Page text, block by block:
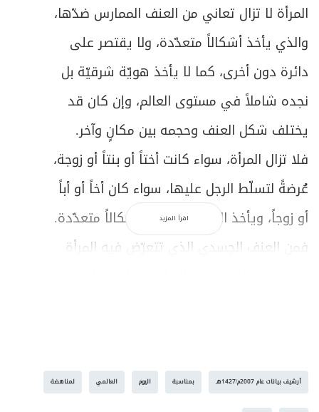
المرأة لا تزال تعاني من العنف الممارس ضدّها،
والذي يأخذ أشكالاً متعدّدة، ولا يقتصر على
دائرة دون أخرى، كما لا يأخذ هويّة شرقيّة بل
نجده شاملاً في مستوى العالم، وإن كان قد
يختلف شكل العنف وحجمه بين مكانٍ وآخر.
فلا تزال المرأة، سواء كانت أختاً أو بنتاً أو زوجة،
عُرضةً لتسلّط الرجل عليها، سواء كان أخاً أو أباً
أو زوجاً، ويأخذ العنف في ذلك أشكالاً متعدّدة.
فمن العنف الجسدي الذي تتعرّض فيه المرأة
الرجل، بل على ضعفه؛ لأنّه «إنّما يحتاج إلى
اقرأ المزيد
أرشيف بيانات عام 2007م/1427هـ بمناسبة اليوم العالمي لمناهضة